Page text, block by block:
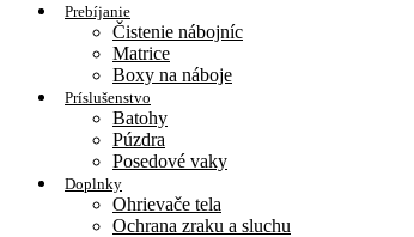
Prebíjanie
Čistenie nábojníc
Matrice
Boxy na náboje
Príslušenstvo
Batohy
Púzdra
Posedové vaky
Doplnky
Ohrievače tela
Ochrana zraku a sluchu